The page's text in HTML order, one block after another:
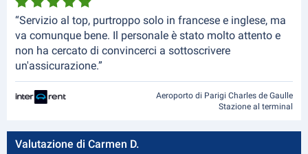
“Servizio al top, purtroppo solo in francese e inglese, ma
va comunque bene. Il personale è stato molto attento e
non ha cercato di convincerci a sottoscrivere
un'assicurazione.”
Aeroporto di Parigi Charles de Gaulle
Stazione al terminal
Valutazione di Carmen D.